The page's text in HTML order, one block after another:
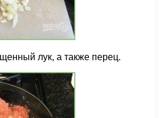
лук, а также перец.